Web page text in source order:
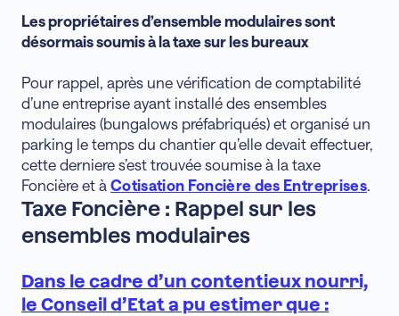
Les propriétaires d’ensemble modulaires sont
désormais soumis à la taxe sur les bureaux
Pour rappel, après une vérification de comptabilité
d’une entreprise ayant installé des ensembles
modulaires (bungalows préfabriqués) et organisé un
parking le temps du chantier qu’elle devait effectuer,
cette derniere s’est trouvée soumise à la taxe
Foncière et à Cotisation Foncière des Entreprises.
Taxe Foncière : Rappel sur les
ensembles modulaires
Dans le cadre d’un contentieux nourri,
le Conseil d’Etat a pu estimer que :